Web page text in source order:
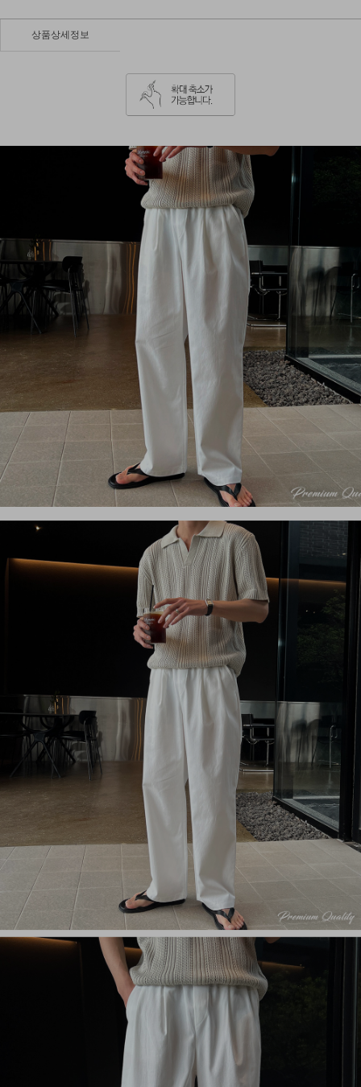
상품상세정보